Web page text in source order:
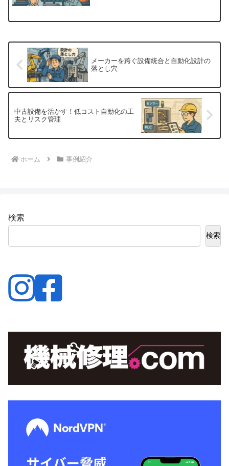
が、工場の安定稼働を実現する第一歩で
に引き出しましょう。
メーカーを跨ぐ設備統合と自動化設計の
落とし穴
中古設備を活かす！低コスト自動化の工
夫とリスク管理
ホーム 事例紹介
検索
検索